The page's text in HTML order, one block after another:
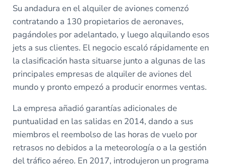
Su andadura en el alquiler de aviones comenzó
contratando a 130 propietarios de aeronaves,
pagándoles por adelantado, y luego alquilando esos
jets a sus clientes. El negocio escaló rápidamente en
la clasificación hasta situarse junto a algunas de las
principales empresas de alquiler de aviones del
mundo y pronto empezó a producir enormes ventas.
La empresa añadió garantías adicionales de
puntualidad en las salidas en 2014, dando a sus
miembros el reembolso de las horas de vuelo por
retrasos no debidos a la meteorología o a la gestión
del tráfico aéreo. En 2017, introdujeron un programa